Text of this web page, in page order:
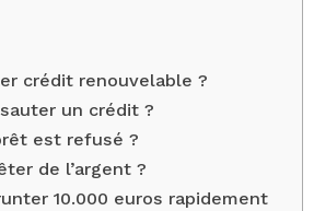
crédit renouvelable ?
un crédit ?
est refusé ?
de l’argent ?
10.000 euros rapidement